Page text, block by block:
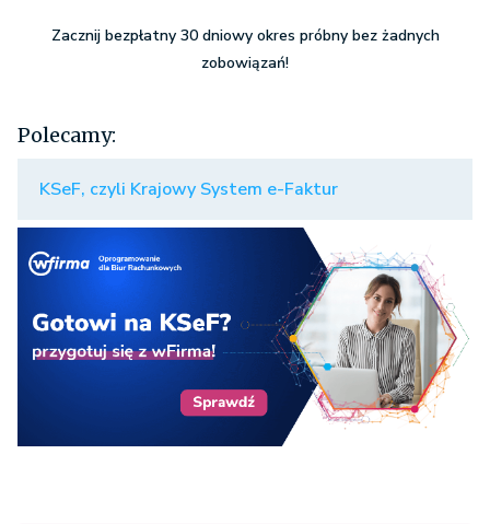
Zacznij bezpłatny 30 dniowy okres próbny bez żadnych
zobowiązań!
Polecamy:
KSeF, czyli Krajowy System e-Faktur